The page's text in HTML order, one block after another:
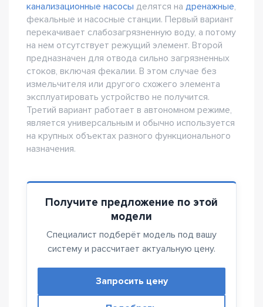
канализационные насосы делятся на дренажные,
фекальные и насосные станции. Первый вариант
перекачивает слабозагрязненную воду, а потому
на нем отсутствует режущий элемент. Второй
предназначен для отвода сильно загрязненных
стоков, включая фекалии. В этом случае без
измельчителя или другого схожего элемента
эксплуатировать устройство не получится.
Третий вариант работает в автономном режиме,
является универсальным и обычно используется
на крупных объектах разного функционального
назначения.
Получите предложение по этой
модели
Специалист подберёт модель под вашу
систему и рассчитает актуальную цену.
Запросить цену